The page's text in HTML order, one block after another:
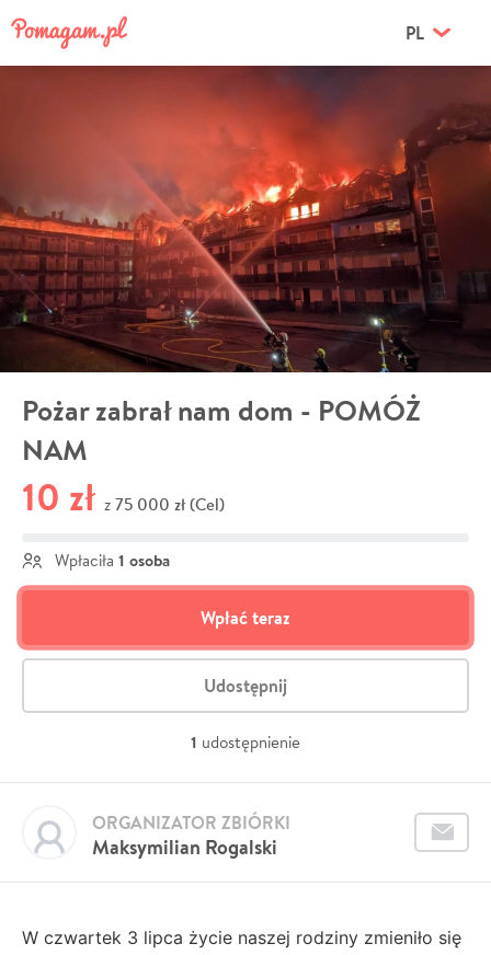
PL
Pożar zabrał nam dom - POMÓŻ
NAM
10 zł z 75 000 zł (Cel)
Wpłaciła 1 osoba
Wpłać teraz
Udostępnij
1 udostępnienie
Maksymilian Rogalski
ORGANIZATOR ZBIÓRKI
W czwartek 3 lipca życie naszej rodziny zmieniło się